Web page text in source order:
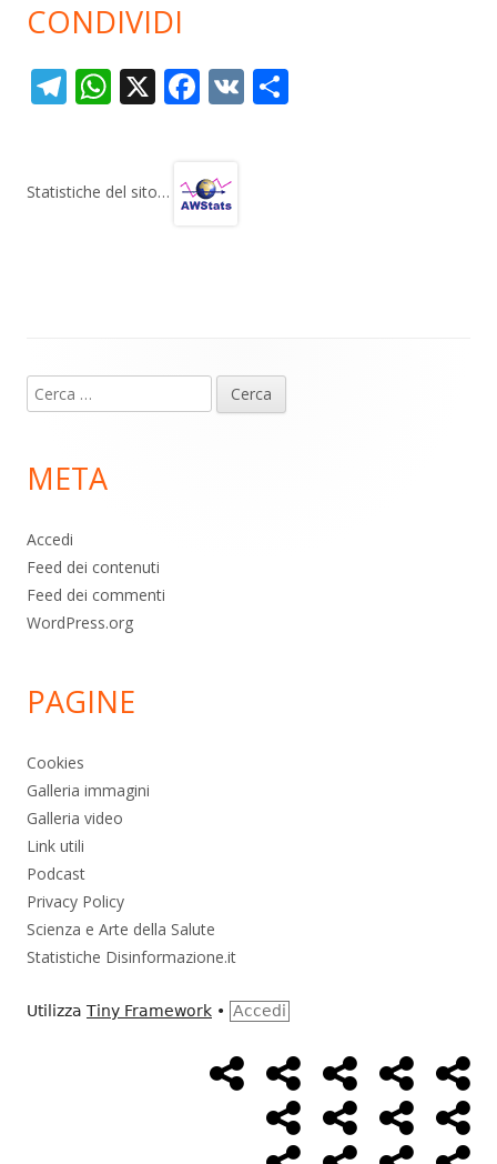
CONDIVIDI
T
gr
W
s
X F
b
V
Statistiche del sito…
piè
pagina
Ricerca
per:
META
Accedi
Feed dei contenuti
Feed dei commenti
WordPress.org
PAGINE
Cookies
Galleria immagini
Galleria video
Link utili
Podcast
Privacy Policy
Scienza e Arte della Salute
Statistiche Disinformazione.it
Utilizza Tiny Framework • Accedi
MenùHome
Page
Alimentazione
AmbienteBambini
Cancro ControlloEconomia
FarmaciMassoneriaNWO